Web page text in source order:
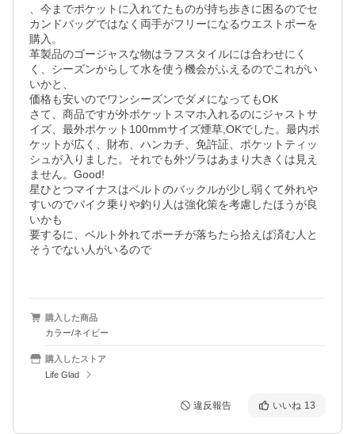
、今までポケットに入れてたものが持ち歩きに困るのでセ
カンドバッグではなく両手がフリーになるウエストポーを
購入。
革製品のゴージャスな物はラフスタイルには合わせにく
く、シーズンからして水を使う機会がふえるのでこれがい
いかと、
価格も安いのでワンシーズンでダメになってもOK
さて、商品ですが外ポケットスマホ入れるのにジャストサ
イズ、最外ポケット100mmサイズ煙草,OKでした。最内ポ
ケットが広く、財布、ハンカチ、免許証、ポケットティッ
シュが入りました。それでも外ヅラはあまり大きくは見え
ません。Good!
星ひとつマイナスはベルトのバックルが少し弱くて外れや
すいのでバイク乗りや釣り人は強化策を考慮したほうが良
いかも
要するに、ベルト外れてポーチが落ちたら拾えば済む人と
そうでない人がいるので
購入した商品
カラー/ネイビー
購入したストア
Life Glad
違反報告 いいね 13